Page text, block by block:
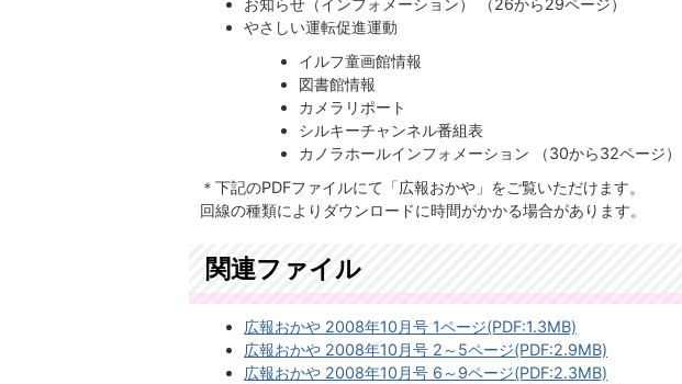
お知らせ（インフォメーション） （26から29ページ）
やさしい運転促進運動
イルフ童画館情報
図書館情報
カメラリポート
シルキーチャンネル番組表
カノラホールインフォメーション （30から32ページ）
＊下記のPDFファイルにて「広報おかや」をご覧いただけます。
回線の種類によりダウンロードに時間がかかる場合があります。
関連ファイル
広報おかや 2008年10月号 1ページ(PDF:1.3MB)
広報おかや 2008年10月号 2～5ページ(PDF:2.9MB)
広報おかや 2008年10月号 6～9ページ(PDF:2.3MB)